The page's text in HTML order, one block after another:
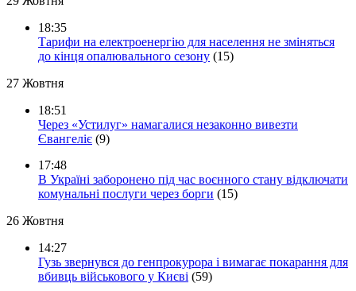
18:35
Тарифи на електроенергію для населення не зміняться
до кінця опалювального сезону (15)
27 Жовтня
18:51
Через «Устилуг» намагалися незаконно вивезти
Євангеліє (9)
17:48
В Україні заборонено під час воєнного стану відключати
комунальні послуги через борги (15)
26 Жовтня
14:27
Гузь звернувся до генпрокурора і вимагає покарання для
вбивць військового у Києві (59)